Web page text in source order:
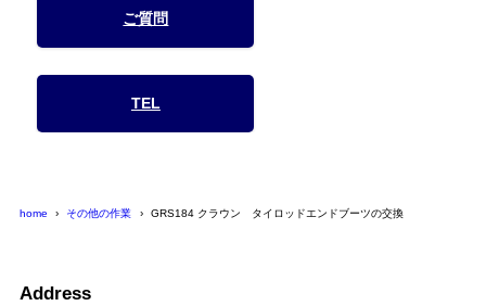
ご質問
TEL
home その他の作業 GRS184 クラウン タイロッドエンドブーツの交換
Address